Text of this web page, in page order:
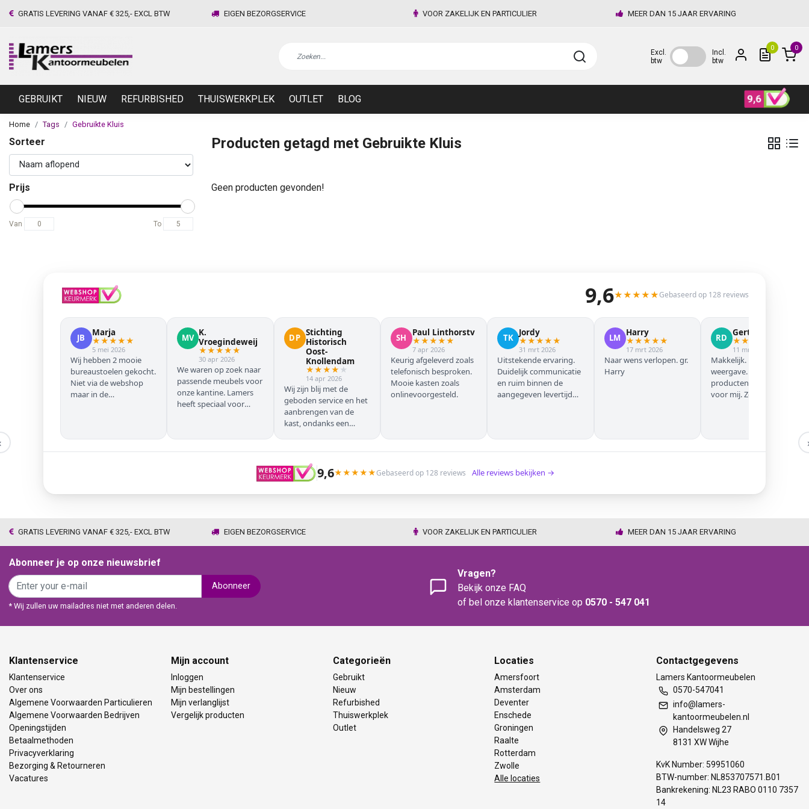
GRATIS LEVERING VANAF € 325,- EXCL BTW EIGEN BEZORGSERVICE VOOR ZAKELIJK EN PARTICULIER MEER DAN 15 JAAR ERVARING
Excl.
btw
Incl.
btw
0 0
GEBRUIKT NIEUW REFURBISHED THUISWERKPLEK OUTLET BLOG
Home Tags Gebruikte Kluis
Sorteer
Prijs
Van To
Producten getagd met Gebruikte Kluis
Geen producten gevonden!
9,6★★★★★Gebaseerd op 128 reviews
JB
Marja
★★★★★
5 mei 2026
Wij hebben 2 mooie
bureaustoelen gekocht.
Niet via de webshop
maar in de
MV
K.
Vroegindeweij
★★★★★
30 apr 2026
We waren op zoek naar
passende meubels voor
onze kantine. Lamers
heeft speciaal voor
zodat we geen beuken
met eiken door elkaar
DP
Stichting
Historisch
Oost-
Knollendam
★★★★ ★
14 apr 2026
Wij zijn blij met de
geboden service en het
aanbrengen van de
kast, ondanks een
wij dit vooraf gemeld),
maar dat ging zonder
SH
Paul Linthorstv
★★★★★
7 apr 2026
Keurig afgeleverd zoals
telefonisch besproken.
Mooie kasten zoals
onlinevoorgesteld.
TK
Jordy
★★★★★
31 mrt 2026
Uitstekende ervaring.
Duidelijk communicatie
en ruim binnen de
aangegeven levertijd
LM
Harry
★★★★★
17 mrt 2026
Naar wens verlopen. gr.
Harry
RD
Gert Jan
★★
11 mrt 2026
Makkelijk. Mooie
weergave. Goede
producten. Eerste keer
voor mij. Zeker niet de
9,6★★★★★Gebaseerd op 128 reviews Alle reviews bekijken →
GRATIS LEVERING VANAF € 325,- EXCL BTW EIGEN BEZORGSERVICE VOOR ZAKELIJK EN PARTICULIER MEER DAN 15 JAAR ERVARING
Abonneer je op onze nieuwsbrief
Abonneer
* Wij zullen uw mailadres niet met anderen delen.
Vragen?
Bekijk onze FAQ
of bel onze klantenservice op 0570 - 547 041
Klantenservice
Klantenservice
Over ons
Algemene Voorwaarden Particulieren
Algemene Voorwaarden Bedrijven
Openingstijden
Betaalmethoden
Privacyverklaring
Bezorging & Retourneren
Vacatures
Mijn account
Inloggen
Mijn bestellingen
Mijn verlanglijst
Vergelijk producten
Categorieën
Gebruikt
Nieuw
Refurbished
Thuiswerkplek
Outlet
Locaties
Amersfoort
Amsterdam
Deventer
Enschede
Groningen
Raalte
Rotterdam
Zwolle
Alle locaties
Contactgegevens
Lamers Kantoormeubelen
0570-547041
info@lamers-
kantoormeubelen.nl
Handelsweg 27
8131 XW Wijhe
KvK Number: 59951060
BTW-number: NL853707571.B01
Bankrekening: NL23 RABO 0110 7357
14